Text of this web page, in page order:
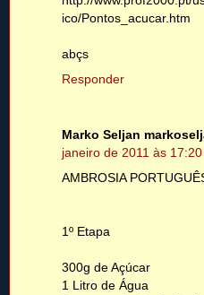
ico/Pontos_acucar.htm
abçs
Responder
Marko Seljan
janeiro de 2011 às 17:20
AMBROSIA
1º Etapa
300g de Açúcar
1 Litro de Água